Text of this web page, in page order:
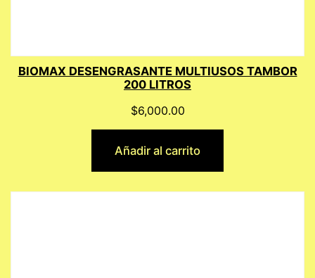
BIOMAX DESENGRASANTE MULTIUSOS TAMBOR
200 LITROS
$6,000.00
Añadir al carrito